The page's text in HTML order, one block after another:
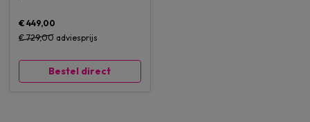
€ 449,00
€ 729,00 adviesprijs
Bestel direct